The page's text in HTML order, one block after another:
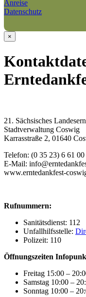
Anreise
Datenschutz
×
21. Sächsisches
Stadtverwaltung Coswig
Karrasstraße 2, 01640
Telefon: (0 35 23) 6 61 00
E-Mail:
www.erntedankfest-
Rufnummern:
Sanitätsdienst: 112
Unfallhilfsstelle:
Polizeit: 110
Öffnungszeiten
Freitag 15:00 –
Samstag 10:00 –
Sonntag 10:00 –